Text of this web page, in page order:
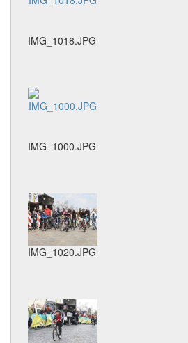
IMG_1018.JPG
IMG_1000.JPG
IMG_1020.JPG